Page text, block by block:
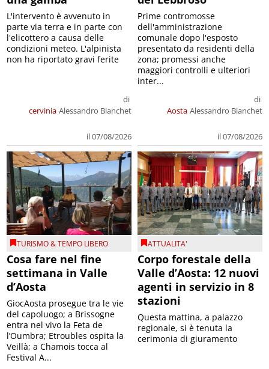
cervinia
di
Alessandro Bianchet
il 07/08/2026
L'intervento è avvenuto in
parte via terra e in parte con
l'elicottero a causa delle
condizioni meteo. L'alpinista
non ha riportato gravi ferite
Aosta
di
Alessandro Bianchet
il 07/08/2026
Prime contromosse
dell'amministrazione
comunale dopo l'esposto
presentato da residenti della
zona; promessi anche
maggiori controlli e ulteriori
inter...
TURISMO & TEMPO LIBERO
Cosa fare nel fine
settimana in Valle
d’Aosta
GiocAosta prosegue tra le vie
del capoluogo; a Brissogne
entra nel vivo la Feta de
l’Oumbra; Etroubles ospita la
Veillà; a Chamois tocca al
Festival A...
ATTUALITA'
Corpo forestale della
Valle d’Aosta: 12 nuovi
agenti in servizio in 8
stazioni
Questa mattina, a palazzo
regionale, si è tenuta la
cerimonia di giuramento